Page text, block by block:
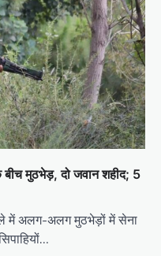
मुठभेड़, दो जवान शहीद; 5
में अलग-अलग मुठभेड़ों में सेना